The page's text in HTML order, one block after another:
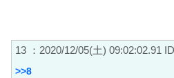
13 ：2020/12/05(土) 09:02:02.91
>>8